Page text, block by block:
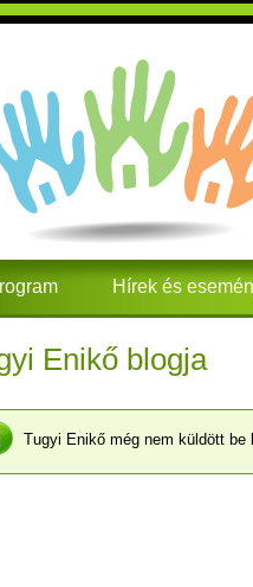
Hírek és
Enikő blogja
Tugyi Enikő még nem küldött be